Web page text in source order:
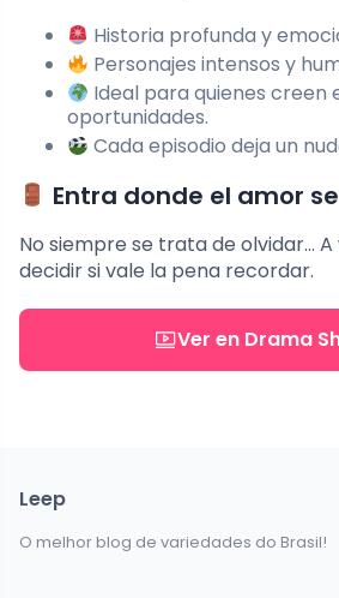
Historia profunda y
Personajes intensos y
Ideal para quienes creen
oportunidades.
Cada episodio deja un
Entra donde el amor
No siempre se trata de olvidar…
decidir si vale la pena recordar.
Ver en Drama
Leep
O melhor blog de variedades do Brasil!